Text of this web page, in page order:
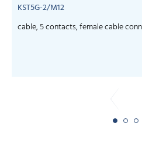
KST5G-2/M12
cable, 5 contacts, female cable